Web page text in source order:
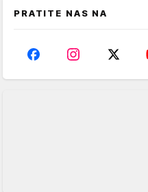
PRATITE NAS NA